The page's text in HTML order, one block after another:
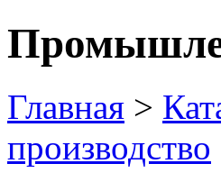
Главная >
производство